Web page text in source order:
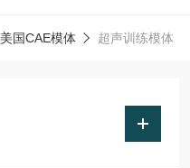
美国CAE模体 超声训练模体